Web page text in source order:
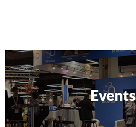
Events